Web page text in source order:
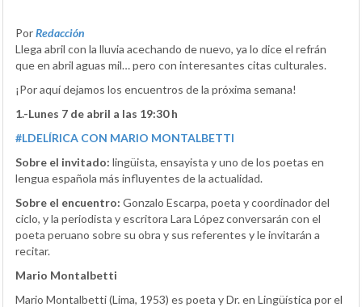
PorRedacción
Llega abril con la lluvia acechando de nuevo, ya lo dice el refrán
que en abril aguas mil… pero con interesantes citas culturales.
¡Por aquí dejamos los encuentros de la próxima semana!
1.-Lunes 7 de abril a las 19:30 h
#LDELÍRICA CON MARIO MONTALBETTI
Sobre el invitado: lingüista, ensayista y uno de los poetas en
lengua española más influyentes de la actualidad.
Sobre el encuentro: Gonzalo Escarpa, poeta y coordinador del
ciclo, y la periodista y escritora Lara López conversarán con el
poeta peruano sobre su obra y sus referentes y le invitarán a
recitar.
Mario Montalbetti
Mario Montalbetti (Lima, 1953) es poeta y Dr. en Lingüística por el